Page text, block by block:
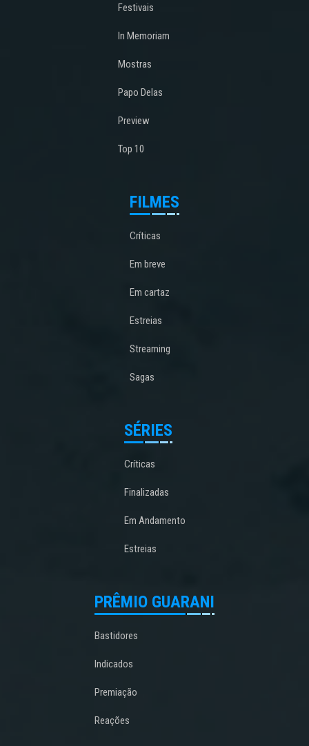
Festivais
In Memoriam
Mostras
Papo Delas
Preview
Top 10
FILMES
Críticas
Em breve
Em cartaz
Estreias
Streaming
Sagas
SÉRIES
Críticas
Finalizadas
Em Andamento
Estreias
PRÊMIO GUARANI
Bastidores
Indicados
Premiação
Reações